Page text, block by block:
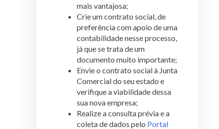
mais vantajosa;
Crie um contrato social, de
preferência com apoio de uma
contabilidade nesse processo,
já que se trata de um
documento muito importante;
Envie o contrato social à Junta
Comercial do seu estado e
verifique a viabilidade dessa
sua nova empresa;
Realize a consulta prévia e a
coleta de dados pelo Portal